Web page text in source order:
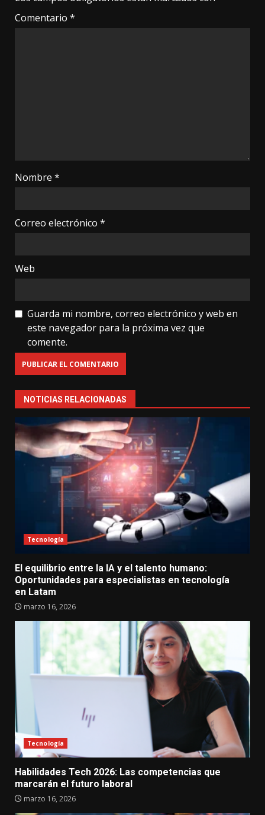
Comentario *
Nombre *
Correo electrónico *
Web
Guarda mi nombre, correo electrónico y web en
este navegador para la próxima vez que
comente.
NOTICIAS RELACIONADAS
Tecnología
El equilibrio entre la IA y el talento humano:
Oportunidades para especialistas en tecnología
en Latam
marzo 16, 2026
Tecnología
Habilidades Tech 2026: Las competencias que
marcarán el futuro laboral
marzo 16, 2026